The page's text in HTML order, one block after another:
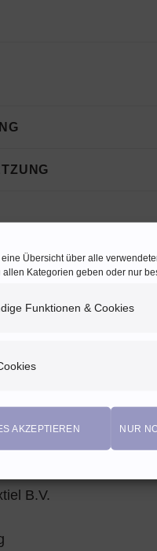
Übersicht über alle
Kategorien geben oder nur
Funktionen & Cookies
AKZEPTIEREN NUR
B.V.